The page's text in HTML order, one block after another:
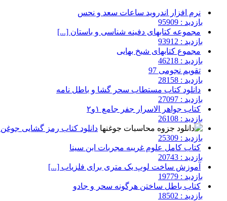
نرم افزار اندروید ساعات سعد و نحس
بازدید : 95909
مجموعه کتابهای دفینه شناسی و باستان [...]
بازدید : 93912
مجموع کتابهای شیخ بهایی
بازدید : 46218
تقویم نجومی 97
بازدید : 28158
دانلود کتاب مستطاب سحر گشا و باطل نامه
بازدید : 27097
کتاب جواهر الاسرار جفر جامع ۱و۲
بازدید : 26108
دانلود کتاب رمز گشایی
بازدید : 25309
کتاب کامل علوم غریبه مجربات ابن سینا
بازدید : 20743
آموزش ساخت لوپ یک متری برای فلزیاب [...]
بازدید : 19779
کتاب باطل ساختن هرگونه سحر و جادو
بازدید : 18502